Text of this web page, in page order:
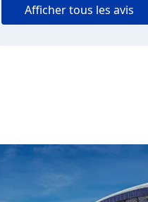
Afficher tous les avis